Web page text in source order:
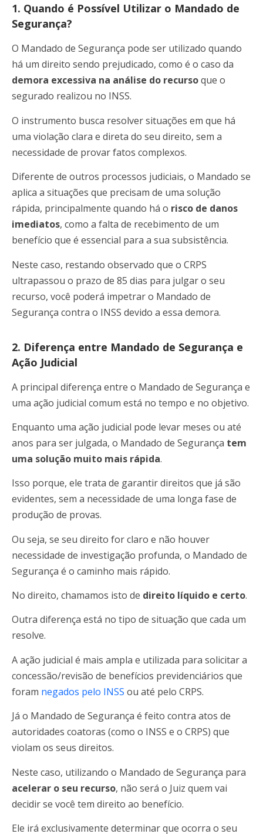
1. Quando é Possível Utilizar o Mandado de
Segurança?
O Mandado de Segurança pode ser utilizado quando
há um direito sendo prejudicado, como é o caso da
demora excessiva na análise do recursoque o
segurado realizou no INSS.
O instrumento busca resolver situações em que há
uma violação clara e direta do seu direito, sem a
necessidade de provar fatos complexos.
Diferente de outros processos judiciais, o Mandado se
aplica a situações que precisam de uma solução
rápida, principalmente quando há o risco de danos
imediatos, como a falta de recebimento de um
benefício que é essencial para a sua subsistência.
Neste caso, restando observado que o CRPS
ultrapassou o prazo de 85 dias para julgar o seu
recurso, você poderá impetrar o Mandado de
Segurança contra o INSS devido a essa demora.
2. Diferença entre Mandado de Segurança e
Ação Judicial
A principal diferença entre o Mandado de Segurança e
uma ação judicial comum está no tempo e no objetivo.
Enquanto uma ação judicial pode levar meses ou até
anos para ser julgada, o Mandado de Segurança tem
uma solução muito mais rápida.
Isso porque, ele trata de garantir direitos que já são
evidentes, sem a necessidade de uma longa fase de
produção de provas.
Ou seja, se seu direito for claro e não houver
necessidade de investigação profunda, o Mandado de
Segurança é o caminho mais rápido.
No direito, chamamos isto de direito líquido e certo.
Outra diferença está no tipo de situação que cada um
resolve.
A ação judicial é mais ampla e utilizada para solicitar a
concessão/revisão de benefícios previdenciários que
foram negados pelo INSS ou até pelo CRPS.
Já o Mandado de Segurança é feito contra atos de
autoridades coatoras (como o INSS e o CRPS) que
violam os seus direitos.
Neste caso, utilizando o Mandado de Segurança para
acelerar o seu recurso, não será o Juiz quem vai
decidir se você tem direito ao benefício.
Ele irá exclusivamente determinar que ocorra o seu